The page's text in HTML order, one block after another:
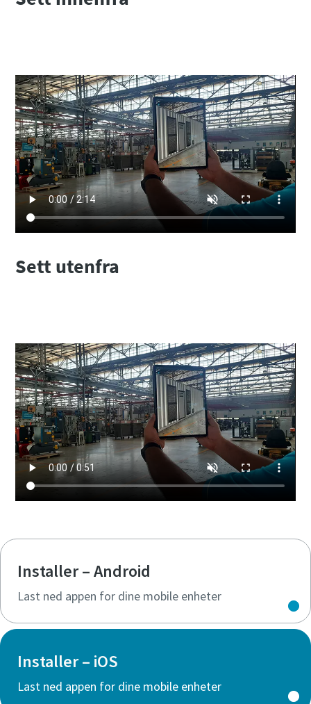
Sett utenfra
Installer – Android
Last ned appen for dine mobile enheter
Installer – iOS
Last ned appen for dine mobile enheter